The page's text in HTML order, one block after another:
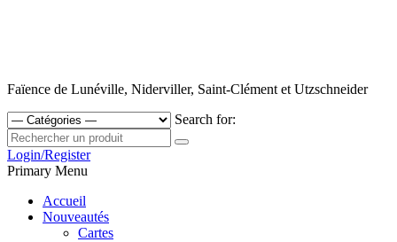
Faïence de Lunéville, Niderviller, Saint-Clément et Utzschneider
Search for:
Login/Register
Primary Menu
Accueil
Nouveautés
Cartes